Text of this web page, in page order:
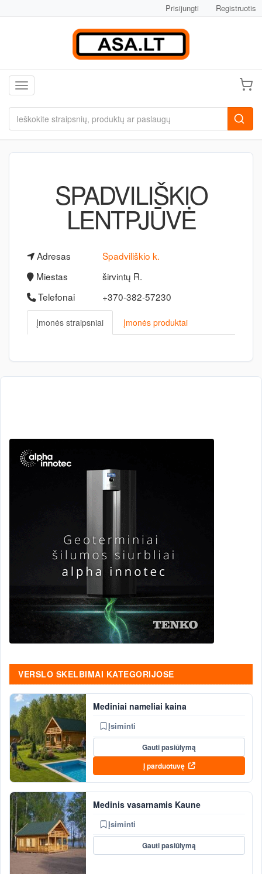
Prisijungti Registruotis
Toggle navigation
SPADVILIŠKIO
LENTPJŪVĖ
Adresas
Spadviliškio k.
Miestas
širvintų R.
Telefonai
+370-382-57230
Įmonės straipsniai Įmonės produktai
VERSLO SKELBIMAI KATEGORIJOSE
Mediniai nameliai kaina
Įsiminti
Gauti pasiūlymą
Į parduotuvę
Medinis vasarnamis Kaune
Įsiminti
Gauti pasiūlymą